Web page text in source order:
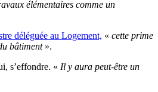
élémentaires comme un
déléguée au Logement, « cette prime
bâtiment».
s’effondre. « Il y aura peut-être un